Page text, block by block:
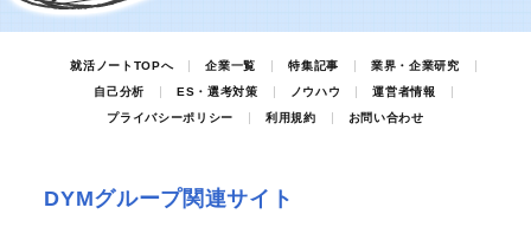
就活ノートTOPへ 企業一覧 特集記事
業界・企業研究
自己分析
ES・選考対策 ノウハウ
運営者情報
プライバシーポリシー
利用規約 お問い合わせ
DYMグループ関連サイト